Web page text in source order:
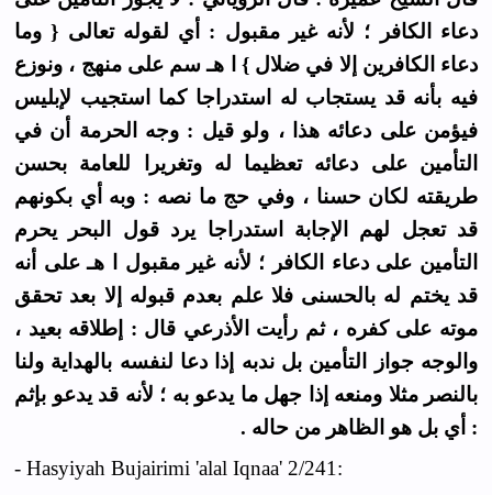
دعاء الكافر ؛ لأنه غير مقبول : أي لقوله تعالى { وما
دعاء الكافرين إلا في ضلال } ا هـ سم على منهج ، ونوزع
فيه بأنه قد يستجاب له استدراجا كما استجيب لإبليس
فيؤمن على دعائه هذا ، ولو قيل : وجه الحرمة أن في
التأمين على دعائه تعظيما له وتغريرا للعامة بحسن
طريقته لكان حسنا ، وفي حج ما نصه : وبه أي بكونهم
قد تعجل لهم الإجابة استدراجا يرد قول البحر يحرم
التأمين على دعاء الكافر ؛ لأنه غير مقبول ا هـ على أنه
قد يختم له بالحسنى فلا علم بعدم قبوله إلا بعد تحقق
موته على كفره ، ثم رأيت الأذرعي قال : إطلاقه بعيد ،
والوجه جواز التأمين بل ندبه إذا دعا لنفسه بالهداية ولنا
بالنصر مثلا ومنعه إذا جهل ما يدعو به ؛ لأنه قد يدعو بإثم
: أي بل هو الظاهر من حاله .
- Hasyiyah Bujairimi 'alal Iqnaa' 2/241: